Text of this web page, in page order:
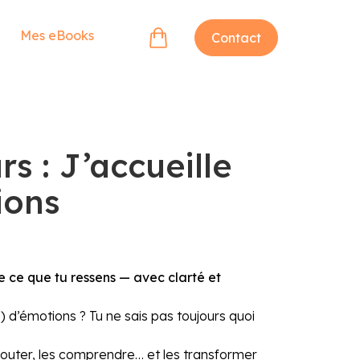
Mes eBooks Panier Contact
: J’accueille
ce que tu ressens — avec clarté et
? Tu ne sais pas toujours quoi
les comprendre… et les transformer